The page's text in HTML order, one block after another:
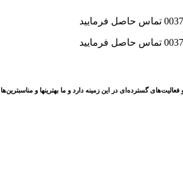
در این زمینه دارد و ما بهترینها و مناسبترین‌ها را